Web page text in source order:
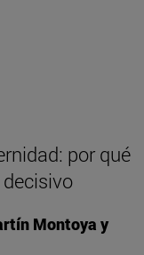
por qué
Montoya y